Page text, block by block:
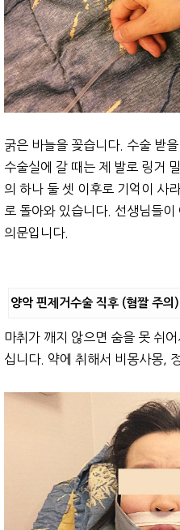
굵은 바늘을 꽂습니다. 수술 받
수술실에 갈 때는 제 발로 링거
의 하나 둘 셋 이후로 기억이 사
로 돌아와 있습니다. 선생님들
의문입니다.
양악 핀제거수술 직후 (혐짤 주의)
마취가 깨지 않으면 숨을 못 쉬
십니다. 약에 취해서 비몽사몽,